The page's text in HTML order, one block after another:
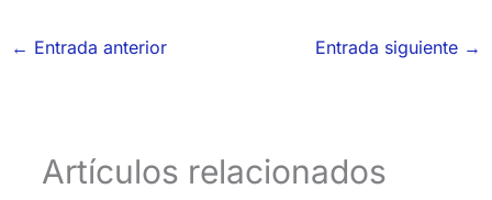
← Entrada anterior Entrada siguiente →
Artículos relacionados